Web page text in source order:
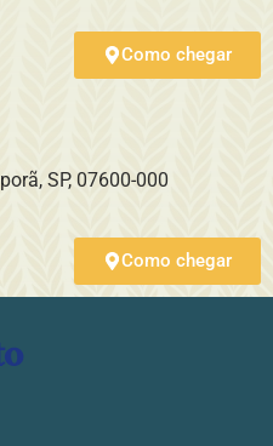
Como chegar
SP, 07600-000
Como chegar